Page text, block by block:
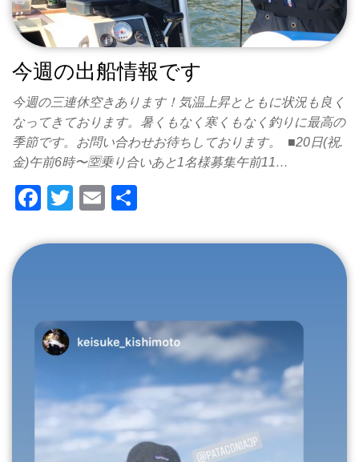
今週の出船情報です
今週の三連休空きあります！気温上昇とともに状況も良く
なってきております。暑くもなく寒くもなく釣りに最高の
季節です。お問い合わせお待ちしております。 ■20日(祝.
金)午前6時〜🈳乗り合いあと1名様募集午前11…
F
c
o
o
T
tt
E
ail